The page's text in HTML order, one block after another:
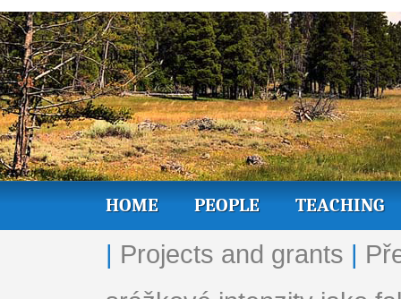
HOME PEOPLE TEACHING
| Projects and grants |